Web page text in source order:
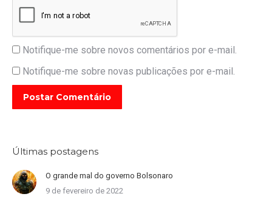
Notifique-me sobre novos comentários por e-mail.
Notifique-me sobre novas publicações por e-mail.
Postar Comentário
Últimas postagens
O grande mal do governo Bolsonaro
9 de fevereiro de 2022